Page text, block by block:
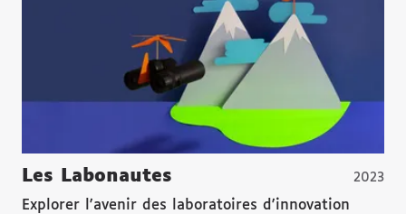
Les Labonautes
Explorer l'avenir des laboratoires d'innovation
2023